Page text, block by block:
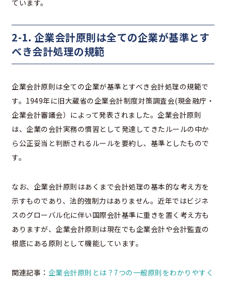
ています。
2-1. 企業会計原則は全ての企業が基準とす
べき会計処理の規範
企業会計原則は全ての企業が基準とすべき会計処理の規範で
す。1949年に旧大蔵省の企業会計制度対策調査会(現金融庁・
企業会計審議会）によって発表されました。企業会計原則
は、企業の会計実務の慣習として発達してきたルールの中か
ら公正妥当と判断されるルールを要約し、基準としたもので
す。
なお、企業会計原則はあくまで会計処理の基本的な考え方を
示すものであり、法的強制力はありません。近年ではビジネ
スのグローバル化に伴い国際会計基準に重きを置く考え方も
ありますが、企業会計原則は現在でも企業会計や会計監査の
根底にある原則として機能しています。
関連記事： 企業会計原則とは？7つの一般原則をわかりやすく